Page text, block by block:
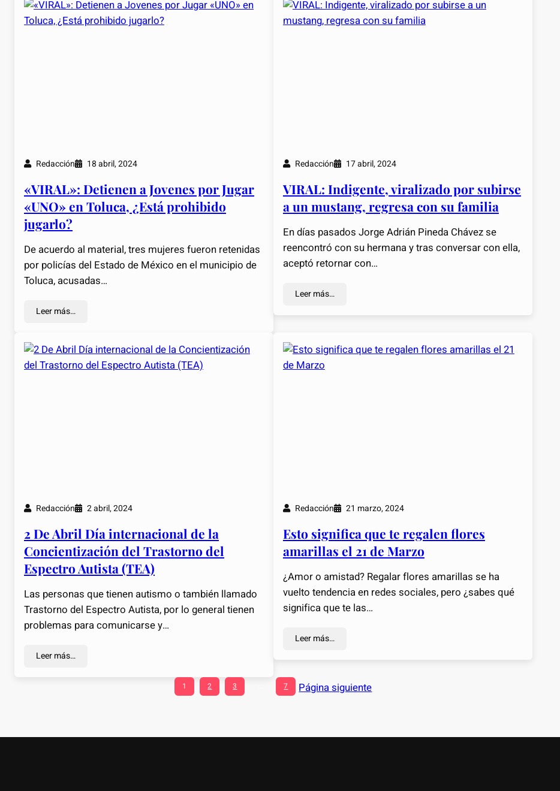
Redacción 18 abril, 2024
«VIRAL»: Detienen a Jovenes por Jugar
«UNO» en Toluca, ¿Está prohibido
jugarlo?
De acuerdo al material, tres mujeres fueron retenidas
por policías del Estado de México en el municipio de
Toluca, acusadas…
Leer más…
Redacción 17 abril, 2024
VIRAL: Indigente, viralizado por subirse
a un mustang, regresa con su familia
En días pasados Jorge Adrián Pineda Chávez se
reencontró con su hermana y tras conversar con ella,
aceptó retornar con…
Leer más…
Redacción 2 abril, 2024
2 De Abril Día internacional de la
Concientización del Trastorno del
Espectro Autista (TEA)
Las personas que tienen autismo o también llamado
Trastorno del Espectro Autista, por lo general tienen
problemas para comunicarse y…
Leer más…
Redacción 21 marzo, 2024
Esto significa que te regalen flores
amarillas el 21 de Marzo
¿Amor o amistad? Regalar flores amarillas se ha
vuelto tendencia en redes sociales, pero ¿sabes qué
significa que te las…
Leer más…
1 2 3 7 Página siguiente